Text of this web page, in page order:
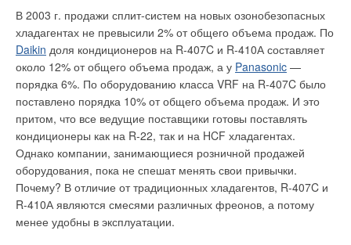
В 2003 г. продажи сплит-систем на новых озонобезопасных
хладагентах не превысили 2% от общего объема продаж. По
Daikin доля кондиционеров на R-407C и R-410А составляет
около 12% от общего объема продаж, а у Panasonic —
порядка 6%. По оборудованию класса VRF на R-407C было
поставлено порядка 10% от общего объема продаж. И это
притом, что все ведущие поставщики готовы поставлять
кондиционеры как на R-22, так и на HCF хладагентах.
Однако компании, занимающиеся розничной продажей
оборудования, пока не спешат менять свои привычки.
Почему? В отличие от традиционных хладагентов, R-407C и
R-410А являются смесями различных фреонов, а потому
менее удобны в эксплуатации.
мощности составляет 100–130 Вт/м2 для кухни, коридора,
детской комнаты, спальни и гостиной и 130–150 Вт/м2 для
ванных комнат и санузлов. Среди специальных применений
— подогрев дорожек вокруг бассейнов, теплые полы и
лежаки в банях и саунах, участки пола в прихожих для сушки
обуви. Удельную мощность в вышеперечисленных случаях
рассчитывают исходя из конкретных требований заказчика.
Теплоизоляция
Укладка теплоизоляции необходима в тех случаях, когда
внизу находится холодное помещение или существуют
локальные зоны охлаждения (не отапливаемый подвал,
в 1989 г., уловив мировую тенденцию рынка, компания
приступила в выпуску труб и фитингов из PPRC для
водоснабжения, став первым турецким производителем в
данной области. Продолжая динамично развиваться, в 2000
г. компанией SPK было налажено массовое производство
труб и фитингов из полипропилена для напорного
водоснабжения. Полипропилен, получаемый в результате
реакции полимеризации пропилена и этилена в
определенных пропорциях, а также цепи молекул этилена в
смешанном виде, определяет основные физические и
химические свойства труб и фитингов, изготовленных из
данного материала.